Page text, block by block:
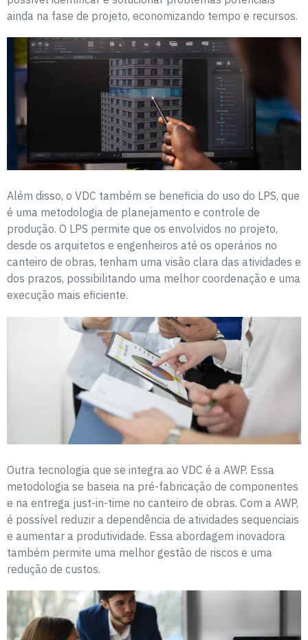
ainda na fase de projeto, economizando tempo e recursos.
Além disso, o VDC também se beneficia do uso do LPS, que
é uma metodologia de planejamento e controle de
produção. O LPS permite que os envolvidos no projeto,
desde os arquitetos e engenheiros até os operários no
canteiro de obras, tenham uma visão clara das atividades e
dos prazos, possibilitando uma melhor coordenação e uma
execução mais eficiente.
Outra tecnologia que se integra ao VDC é a AWP. Essa
metodologia se baseia na pré-fabricação de componentes
e na entrega just-in-time no canteiro de obras. Com a AWP,
é possível reduzir a dependência de atividades sequenciais
e aumentar a produtividade. Essa abordagem inovadora
também permite uma melhor gestão de riscos e uma
redução de custos.